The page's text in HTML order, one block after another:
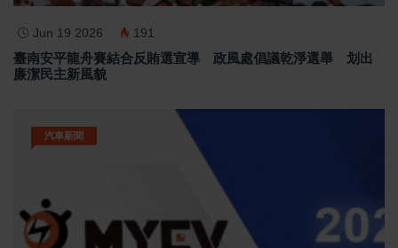
Jun 19 2026 191
臺南安平龍舟賽結合反賄選宣導 政風處倡議乾淨選舉 划出
廉潔民主新風貌
汽車新聞